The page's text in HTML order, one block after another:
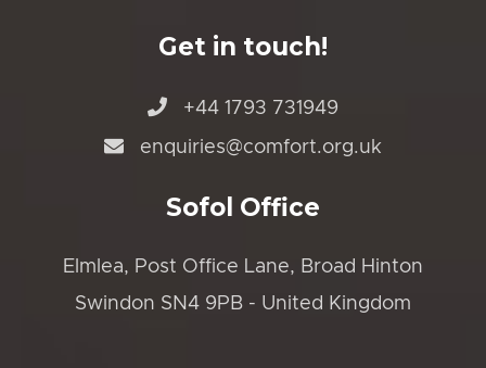
Get in touch!
+44 1793 731949
enquiries@comfort.org.uk
Sofol Office
Elmlea, Post Office Lane, Broad Hinton
Swindon SN4 9PB - United Kingdom